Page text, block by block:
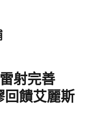
射完善
饋艾麗斯